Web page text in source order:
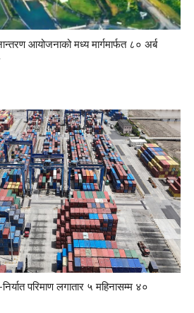
आयोजनाको मध्य मार्गमार्फत ८० अर्ब
परिमाण लगातार ५ महिनासम्म ४०